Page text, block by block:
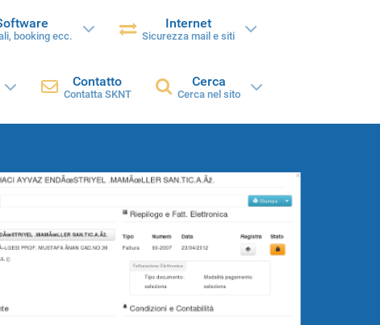
booking ecc.
Internet
Sicurezza mail e siti
Contatto
Contatta SKNT
Cerca
Cerca nel sito